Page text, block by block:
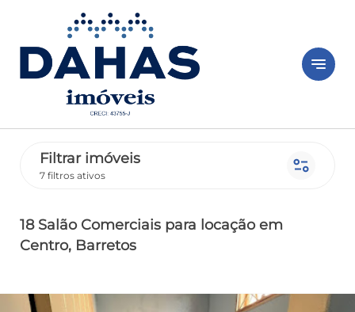
notes
Filtrar imóveis
7 filtros ativos page_info
18 Salão Comerciais para locaçãoem
Centro, Barretos